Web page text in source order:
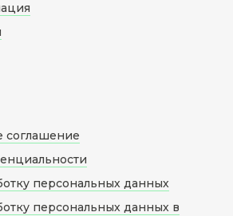
соглашение
персональных данных
персональных данных в